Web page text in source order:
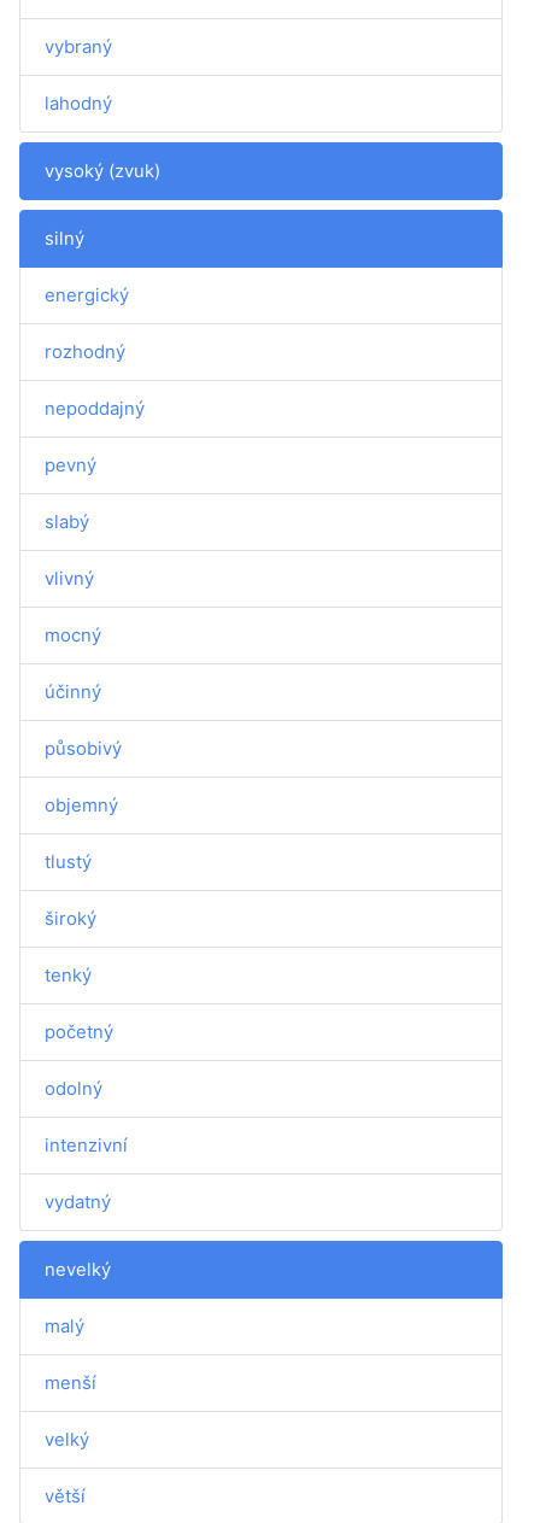
vybraný
lahodný
vysoký (zvuk)
silný
energický
rozhodný
nepoddajný
pevný
slabý
vlivný
mocný
účinný
působivý
objemný
tlustý
široký
tenký
početný
odolný
intenzivní
vydatný
nevelký
malý
menší
velký
větší